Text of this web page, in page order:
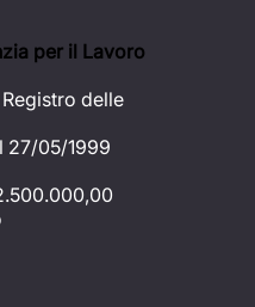
per il Lavoro
delle
27/05/1999